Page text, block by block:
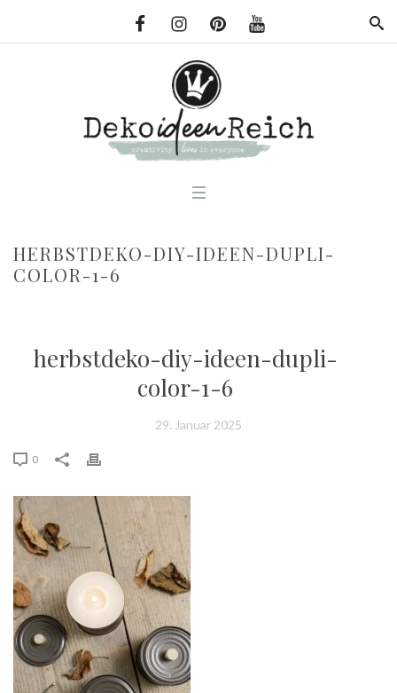
HERBSTDEKO-DIY-IDEEN-DUPLI-
COLOR-1-6
herbstdeko-diy-ideen-dupli-
color-1-6
29. Januar 2025
0